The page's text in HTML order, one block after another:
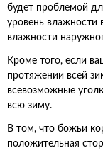
будет проблемой
уровень влажности
влажности
Кроме того, если
протяжении всей
всевозможные
всю зиму.
В том, что божьи
положительная